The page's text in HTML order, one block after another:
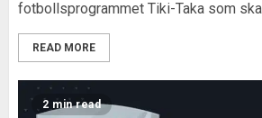
fotbollsprogrammet Tiki-Taka som
READ MORE
2 min read